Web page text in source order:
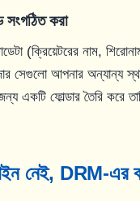
সংগঠিত করা
(ক্রিয়েটরের নাম,
আপনার অন্যান্য
একটি ফোল্ডার তৈরি করে
নেই, DRM-এর